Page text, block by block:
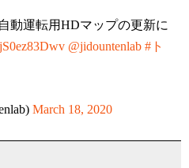
動運転用HDマップの更新に
@jidountenlab #ト
March 18, 2020